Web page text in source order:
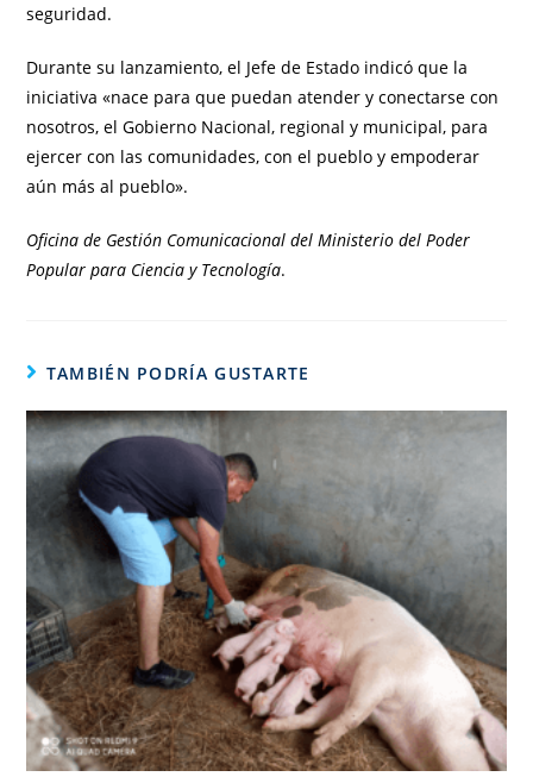
seguridad.
Durante su lanzamiento, el Jefe de Estado indicó que la
iniciativa «nace para que puedan atender y conectarse con
nosotros, el Gobierno Nacional, regional y municipal, para
ejercer con las comunidades, con el pueblo y empoderar
aún más al pueblo».
Oficina de Gestión Comunicacional del Ministerio del Poder
Popular para Ciencia y Tecnología.
TAMBIÉN PODRÍA GUSTARTE